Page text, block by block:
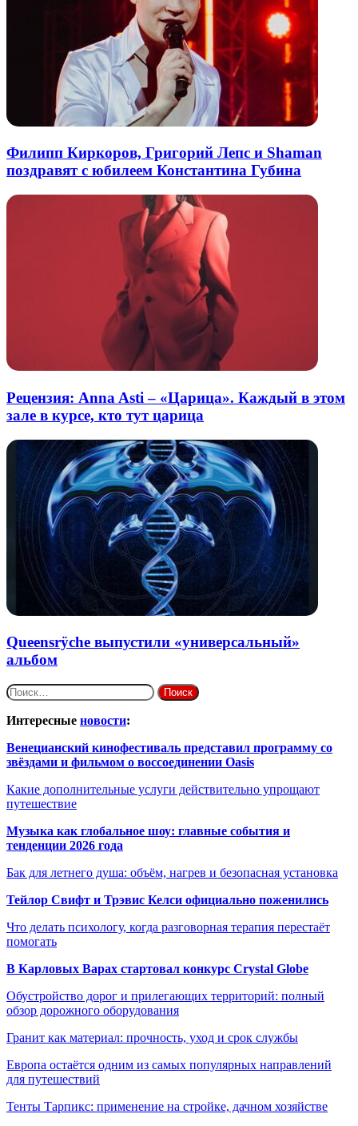
Филипп Киркоров, Григорий Лепс и Shaman
поздравят с юбилеем Константина Губина
Рецензия: Anna Asti – «Царица». Каждый в этом
зале в курсе, кто тут царица
Queensrÿche выпустили «универсальный»
альбом
Найти:
Интересные новости:
Венецианский кинофестиваль представил программу со
звёздами и фильмом о воссоединении Oasis
Какие дополнительные услуги действительно упрощают
путешествие
Музыка как глобальное шоу: главные события и
тенденции 2026 года
Бак для летнего душа: объём, нагрев и безопасная установка
Тейлор Свифт и Трэвис Келси официально поженились
Что делать психологу, когда разговорная терапия перестаёт
помогать
В Карловых Варах стартовал конкурс Crystal Globe
Обустройство дорог и прилегающих территорий: полный
обзор дорожного оборудования
Гранит как материал: прочность, уход и срок службы
Европа остаётся одним из самых популярных направлений
для путешествий
Тенты Тарпикс: применение на стройке, дачном хозяйстве